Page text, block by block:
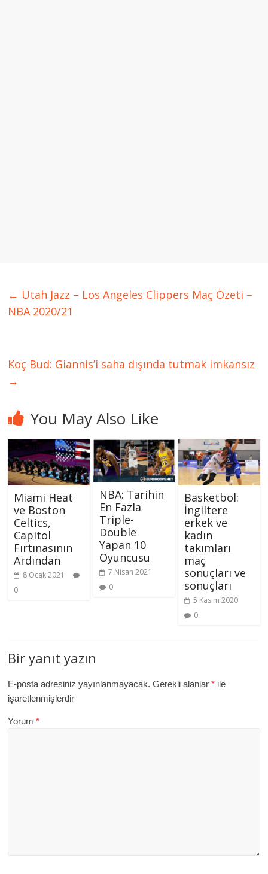
← Utah Jazz – Los Angeles Clippers Maç Özeti –
NBA 2020/21
Koç Bud: Giannis’i saha dışında tutmak imkansız
→
You May Also Like
Miami Heat
ve Boston
Celtics,
Capitol
Fırtınasının
Ardından
8 Ocak 2021
0
NBA: Tarihin
En Fazla
Triple-
Double
Yapan 10
Oyuncusu
7 Nisan 2021
0
Basketbol:
İngiltere
erkek ve
kadın
takımları
maç
sonuçları ve
sonuçları
5 Kasım 2020
0
Bir yanıt yazın
E-posta adresiniz yayınlanmayacak. Gerekli alanlar* ile
işaretlenmişlerdir
Yorum*